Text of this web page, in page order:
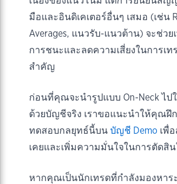
มือและอินดิเคเตอร์อื่นๆ เสมอ (เช่น
Averages, แนวรับ-แนวต้าน) จะช่ว
การชนะและลดความเสี่ยงในการเท
สำคัญ
ก่อนที่คุณจะนำรูปแบบ On-Neck ไป
ด้วยบัญชีจริง เราขอแนะนำให้คุณฝึ
ทดสอบกลยุทธ์นี้บน บัญชี Demo เพื่
เคยและเพิ่มความมั่นใจในการตัดสิน
หากคุณเป็นนักเทรดที่กำลังมองหาร